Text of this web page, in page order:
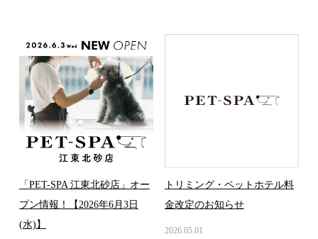
「PET-SPA 江東北砂店」オー
プン情報！【2026年6月3日
(水)】
トリミング・ペットホテル料
金改定のお知らせ
2026.05.01